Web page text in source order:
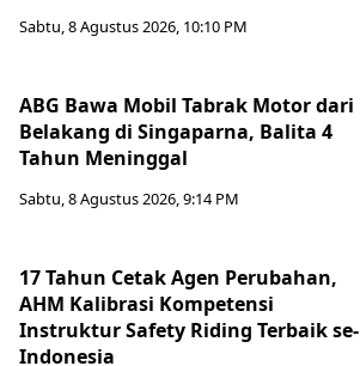
Sabtu, 8 Agustus 2026, 10:10 PM
ABG Bawa Mobil Tabrak Motor dari
Belakang di Singaparna, Balita 4
Tahun Meninggal
Sabtu, 8 Agustus 2026, 9:14 PM
17 Tahun Cetak Agen Perubahan,
AHM Kalibrasi Kompetensi
Instruktur Safety Riding Terbaik se-
Indonesia